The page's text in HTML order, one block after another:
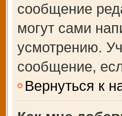
сообщение
могут сами
усмотрению.
сообщение,
Вернуться к